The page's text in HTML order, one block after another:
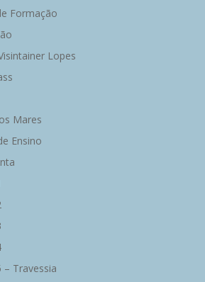
Formação
Lopes
Mares
Ensino
– Travessia